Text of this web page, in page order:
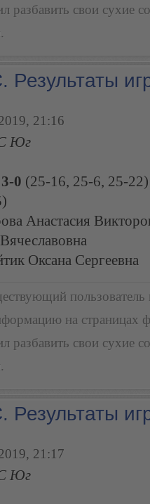
разбавить свои сухие
Результаты
21:16
Юг
0 (25-16, 25-6, 25-22)
Анастасия
Оксана Сергеевна
пользователь
на страницах
разбавить свои сухие
Результаты
21:17
Юг